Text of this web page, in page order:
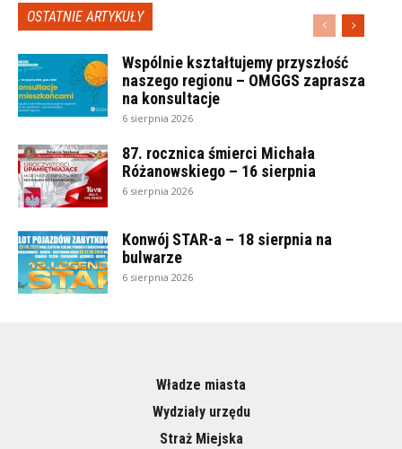
OSTATNIE ARTYKUŁY
Wspólnie kształtujemy przyszłość
naszego regionu – OMGGS zaprasza
na konsultacje
6 sierpnia 2026
87. rocznica śmierci Michała
Różanowskiego – 16 sierpnia
6 sierpnia 2026
Konwój STAR-a – 18 sierpnia na
bulwarze
6 sierpnia 2026
Władze miasta
Wydziały urzędu
Straż Miejska